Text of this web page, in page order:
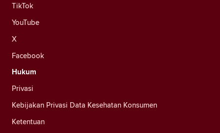
TikTok
YouTube
X
Facebook
Hukum
Privasi
Kebijakan Privasi Data Kesehatan Konsumen
Ketentuan